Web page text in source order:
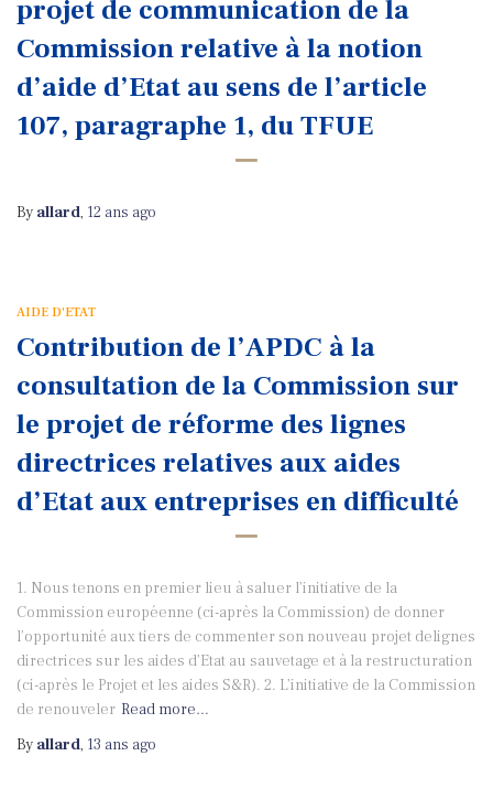
projet de communication de la
Commission relative à la notion
d’aide d’Etat au sens de l’article
107, paragraphe 1, du TFUE
By allard, 12 ans ago
AIDE D'ETAT
Contribution de l’APDC à la
consultation de la Commission sur
le projet de réforme des lignes
directrices relatives aux aides
d’Etat aux entreprises en difficulté
1. Nous tenons en premier lieu à saluer l’initiative de la
Commission européenne (ci-après la Commission) de donner
l’opportunité aux tiers de commenter son nouveau projet delignes
directrices sur les aides d’Etat au sauvetage et à la restructuration
(ci-après le Projet et les aides S&R). 2. L’initiative de la Commission
de renouveler Read more…
By allard, 13 ans ago